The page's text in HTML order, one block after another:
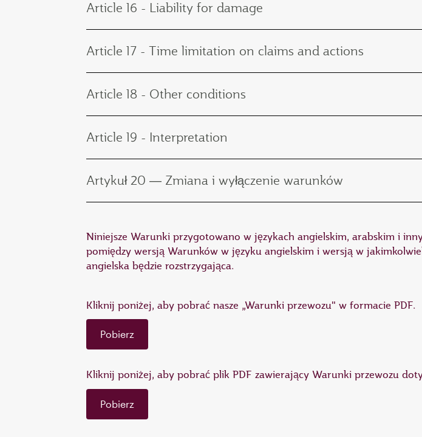
Article 16 - Liability for damage
Article 17 - Time limitation on claims and actions
Article 18 - Other conditions
Article 19 - Interpretation
Artykuł 20 ― Zmiana i wyłączenie warunków
Niniejsze Warunki przygotowano w językach angielskim, arabskim i
pomiędzy wersją Warunków w języku angielskim i wersją w
angielska będzie rozstrzygająca.
Kliknij poniżej, aby pobrać nasze „Warunki przewozu" w formacie PDF.
Pobierz
Kliknij poniżej, aby pobrać plik PDF zawierający Warunki przewozu
Pobierz